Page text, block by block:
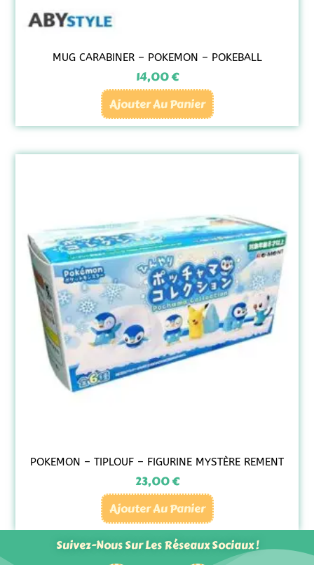
MUG CARABINER – POKEMON – POKEBALL
14,00€
Ajouter Au Panier
POKEMON – TIPLOUF – FIGURINE MYSTÈRE REMENT
23,00€
Ajouter Au Panier
Suivez-Nous Sur Les Réseaux Sociaux !